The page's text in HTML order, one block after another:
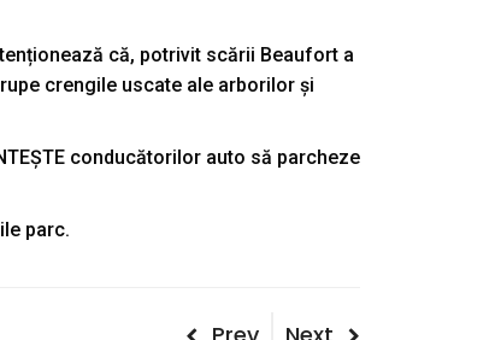
că, potrivit scării Beaufort a
crengile uscate ale arborilor și
conducătorilor auto să parcheze
parc.
Previous
Next